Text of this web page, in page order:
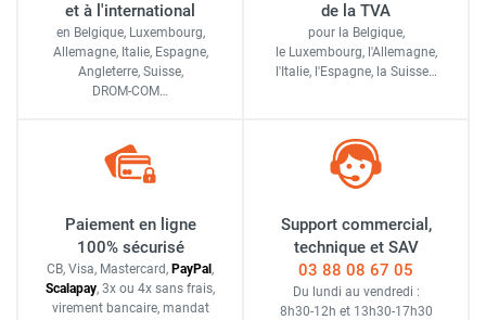
et à l'international
en Belgique, Luxembourg,
Allemagne, Italie, Espagne,
Angleterre, Suisse,
DROM-COM…
de la TVA
pour la Belgique,
le Luxembourg, l'Allemagne,
l'Italie, l'Espagne, la Suisse…
Paiement en ligne
100% sécurisé
CB, Visa, Mastercard, PayPal ,
Scalapay, 3x ou 4x sans frais,
virement bancaire, mandat
Support commercial,
technique et SAV
03 88 08 67 05
Du lundi au vendredi :
8h30-12h et 13h30-17h30